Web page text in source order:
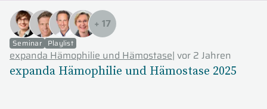
+ 17
Seminar Playlist
expanda Hämophilie und Hämostase| vor 2 Jahren
expanda Hämophilie und Hämostase 2025